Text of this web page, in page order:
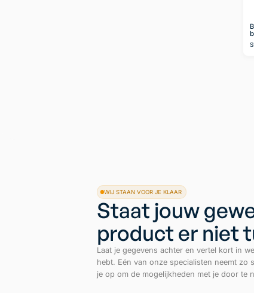
WIJ STAAN VOOR JE KLAAR
Staat jouw
product er niet
Laat je gegevens achter en vertel kort in
hebt. Eén van onze specialisten neemt zo
je op om de mogelijkheden met je door te